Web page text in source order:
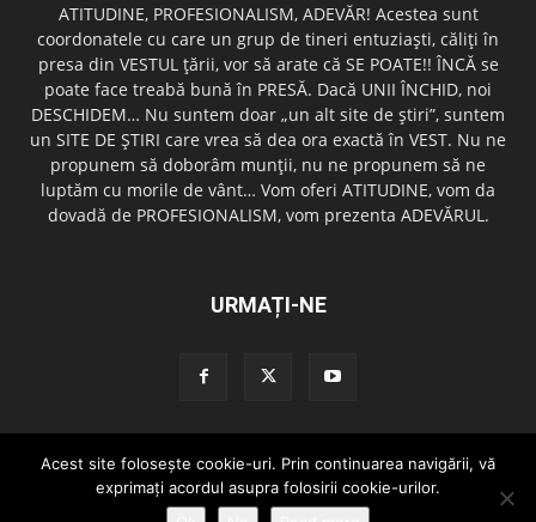
ATITUDINE, PROFESIONALISM, ADEVĂR! Acestea sunt
coordonatele cu care un grup de tineri entuziaşti, căliţi în
presa din VESTUL ţării, vor să arate că SE POATE!! ÎNCĂ se
poate face treabă bună în PRESĂ. Dacă UNII ÎNCHID, noi
DESCHIDEM… Nu suntem doar „un alt site de ştiri”, suntem
un SITE DE ŞTIRI care vrea să dea ora exactă în VEST. Nu ne
propunem să doborâm munţii, nu ne propunem să ne
luptăm cu morile de vânt… Vom oferi ATITUDINE, vom da
dovadă de PROFESIONALISM, vom prezenta ADEVĂRUL.
URMAȚI-NE
Redactia GazetaDinVest.ro Termeni de utilizare
Cod de conduita
Confidentialitatea Datelor
Trimite o stire! Publicitate
Acest site foloseşte cookie-uri. Prin continuarea navigării, vă
exprimaţi acordul asupra folosirii cookie-urilor.